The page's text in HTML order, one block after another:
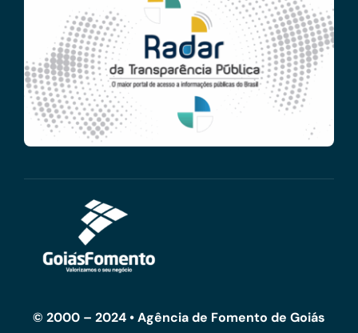
© 2000 – 2024 • Agência de Fomento de Goiás